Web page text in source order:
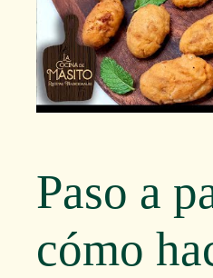
Paso a
cómo